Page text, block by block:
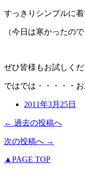
すっきりシンプルに着
（今日は寒かったの
ぜひ皆様もお試しく
ではでは・・・・・
2011年3月25日
← 過去の投稿へ
次の投稿へ →
▲PAGE TOP